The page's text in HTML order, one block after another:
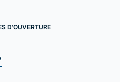
D'OUVERTURE